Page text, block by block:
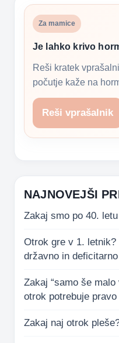
Za mamice
Je lahko krivo
Reši kratek
počutje kaže na
Reši vprašalnik
NAJNOVEJŠI
Zakaj smo po 40.
Otrok gre v 1.
državno in
Zakaj “samo še
otrok potrebuje
Zakaj naj otrok